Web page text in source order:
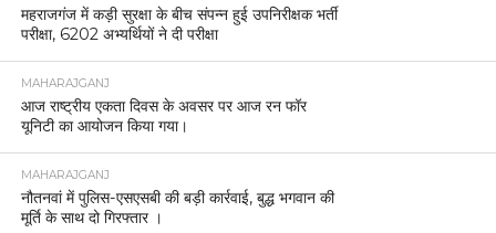
महराजगंज में कड़ी सुरक्षा के बीच संपन्न हुई उपनिरीक्षक भर्ती
परीक्षा, 6202 अभ्यर्थियों ने दी परीक्षा
MAHARAJGANJ
आज राष्ट्रीय एकता दिवस के अवसर पर आज रन फॉर
यूनिटी का आयोजन किया गया।
MAHARAJGANJ
नौतनवां में पुलिस-एसएसबी की बड़ी कार्रवाई, बुद्ध भगवान की
मूर्ति के साथ दो गिरफ्तार ।